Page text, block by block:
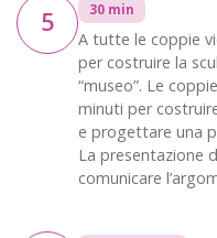
5 30 min
A tutte le coppie
per costruire la
“museo”. Le
minuti per
e progettare una
La presentazione
comunicare